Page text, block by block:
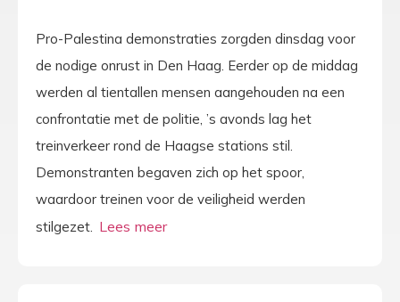
Pro-Palestina demonstraties zorgden dinsdag voor
de nodige onrust in Den Haag. Eerder op de middag
werden al tientallen mensen aangehouden na een
confrontatie met de politie, ’s avonds lag het
treinverkeer rond de Haagse stations stil.
Demonstranten begaven zich op het spoor,
waardoor treinen voor de veiligheid werden
stilgezet.